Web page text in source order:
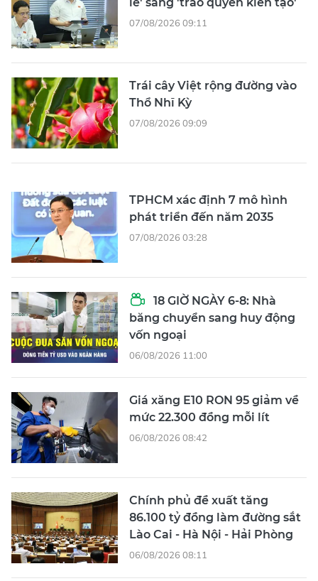
07/08/2026 09:11
Trái cây Việt rộng đường vào
Thổ Nhĩ Kỳ
07/08/2026 09:09
TPHCM xác định 7 mô hình
phát triển đến năm 2035
07/08/2026 03:28
18 GIỜ NGÀY 6-8: Nhà
băng chuyển sang huy động
vốn ngoại
06/08/2026 11:00
Giá xăng E10 RON 95 giảm về
mức 22.300 đồng mỗi lít
06/08/2026 08:42
Chính phủ đề xuất tăng
86.100 tỷ đồng làm đường sắt
Lào Cai - Hà Nội - Hải Phòng
06/08/2026 08:11